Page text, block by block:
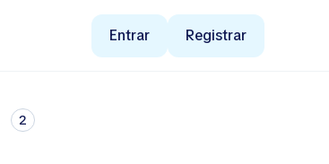
Entrar Registrar
2